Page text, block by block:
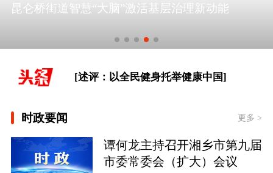
昆仑桥街道智慧“大脑”激活基层治理新动能
务员”
[城市更新记]
[述评：以全民健身托举健康中国]
时政要闻 更多 >
谭何龙主持召开湘乡市第九届
市委常委会（扩大）会议